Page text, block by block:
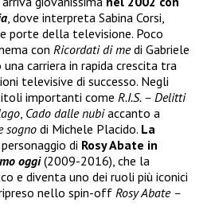
, dove interpreta Sabina Corsi,
porte della televisione. Poco
con Ricordati di medi Gabriele
carriera in rapida crescita tra
televisive di successo. Negli
importanti come R.I.S. – Delitti
, Cado dalle nubiaccanto a
sogno di Michele Placido. La
di Rosy Abate in
oggi(2009-2016), che la
e diventa uno dei ruoli più iconici
nello spin-off Rosy Abate –